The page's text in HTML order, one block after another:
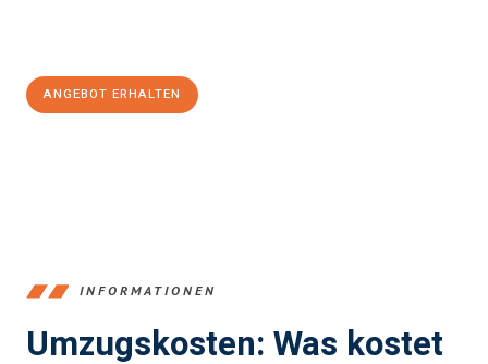
ANGEBOT ERHALTEN
INFORMATIONEN
Umzugskosten: Was kostet